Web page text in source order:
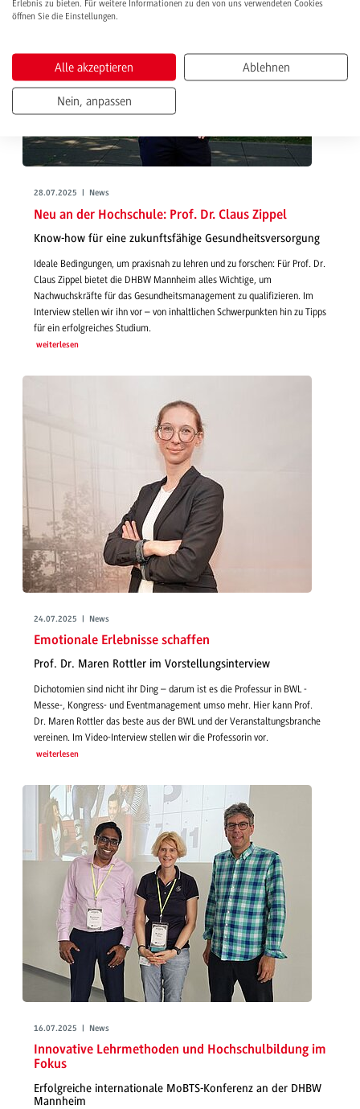
28.07.2025 | News
Neu an der Hochschule: Prof. Dr. Claus Zippel
Know-how für eine zukunftsfähige Gesundheitsversorgung
Ideale Bedingungen, um praxisnah zu lehren und zu forschen: Für Prof. Dr.
Claus Zippel bietet die DHBW Mannheim alles Wichtige, um
Nachwuchskräfte für das Gesundheitsmanagement zu qualifizieren. Im
Interview stellen wir ihn vor – von inhaltlichen Schwerpunkten hin zu Tipps
für ein erfolgreiches Studium.
weiterlesen
24.07.2025 | News
Emotionale Erlebnisse schaffen
Prof. Dr. Maren Rottler im Vorstellungsinterview
Dichotomien sind nicht ihr Ding – darum ist es die Professur in BWL -
Messe-, Kongress- und Eventmanagement umso mehr. Hier kann Prof.
Dr. Maren Rottler das beste aus der BWL und der Veranstaltungsbranche
vereinen. Im Video-Interview stellen wir die Professorin vor.
weiterlesen
16.07.2025 | News
Innovative Lehrmethoden und Hochschulbildung im
Fokus
Erfolgreiche internationale MoBTS-Konferenz an der DHBW
Mannheim
Erlebnis zu bieten. Für weitere Informationen zu den von uns verwendeten Cookies
öffnen Sie die Einstellungen.
Alle akzeptieren Ablehnen
Nein, anpassen